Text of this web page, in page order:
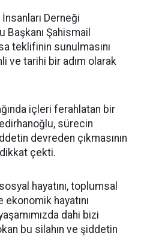
Derneği
Başkanı Şahismail
teklifinin sunulmasını
ve tarihi bir adım olarak
içleri ferahlatan bir
sürecin
devreden çıkmasının
çekti.
hayatını, toplumsal
ekonomik hayatını
dahi bizi
bu silahın ve şiddetin